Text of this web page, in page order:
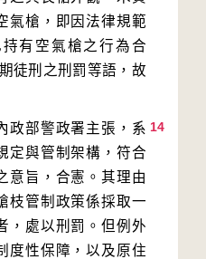
氣槍，即因法律規範
有空氣槍之行為合
徒刑之刑罰等語，故
14
部警政署主張，系
定與管制架構，符合
意旨，合憲。其理由
枝管制政策係採取一
，處以刑罰。但例外
度性保障，以及原住